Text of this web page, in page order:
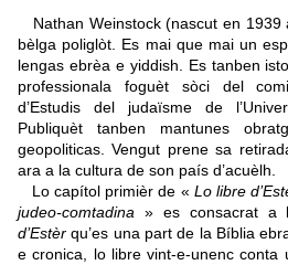
Nathan Weinstock (nascut en 1939
bèlga poliglòt. Es mai que mai un
lengas ebrèa e yiddish. Es tanben
professionala foguèt sòci del
d’Estudis del judaïsme de
Publiquèt tanben mantunes
geopoliticas. Vengut prene sa
ara a la cultura de son país d’acuèlh.
Lo capítol primièr de « Lo libre
judeo-comtadina » es consacrat a
d’Estèr qu’es una part de la Bíblia
e cronica, lo libre vint-e-unenc conta